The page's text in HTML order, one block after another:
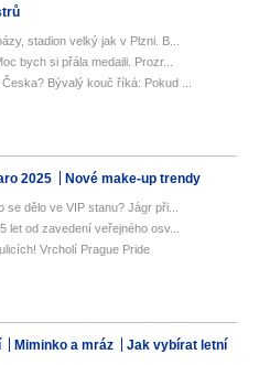
stadion velký jak v Plzni. B...
bych si přála medaili. Prozr...
Bývalý kouč říká: Pokud ...
2025 Nové make-up trendy
se dělo ve VIP stanu? Jágr při...
let od zavedení veřejného osv...
Vrcholí Prague Pride
Miminko a mráz
Jak vybírat letní